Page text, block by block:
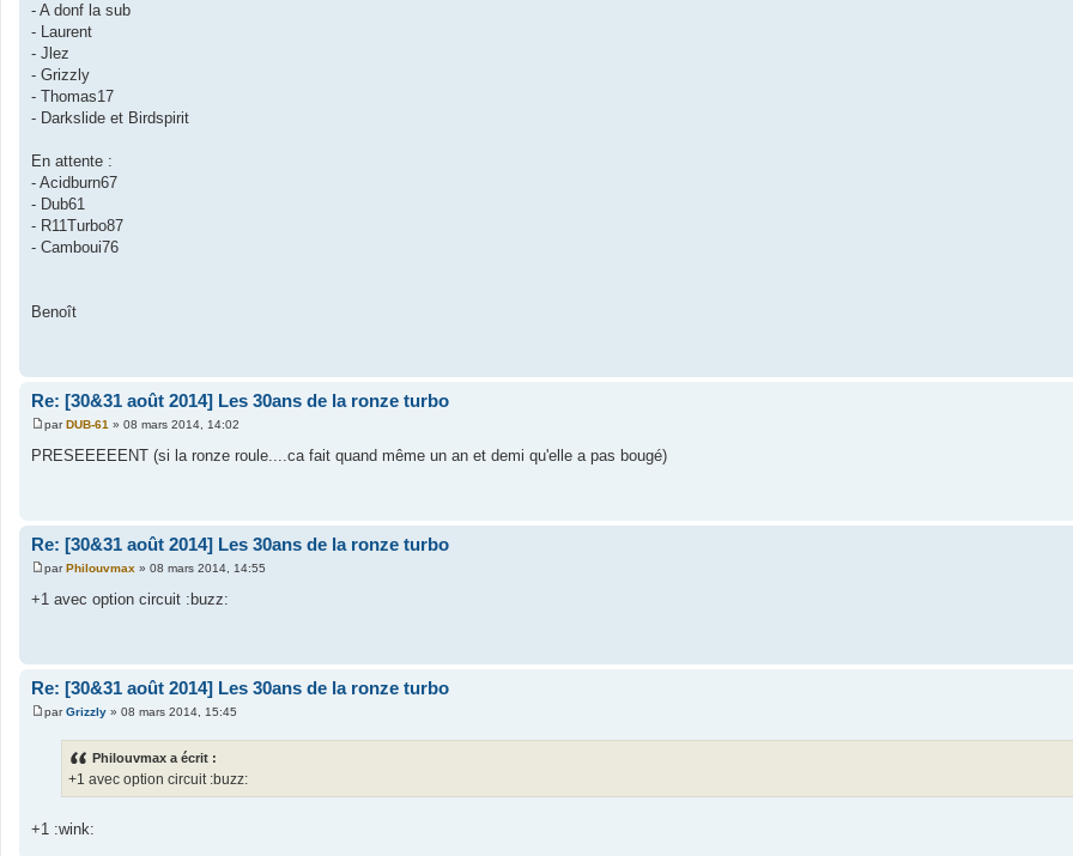
- A donf la sub
- Laurent
- Jlez
- Grizzly
- Thomas17
- Darkslide et Birdspirit
En attente :
- Acidburn67
- Dub61
- R11Turbo87
- Camboui76
Benoît
Re: [30&31 août 2014] Les 30ans de la ronze turbo
M
e
s
parDUB-61 » 08 mars 2014, 14:02
PRESEEEEENT (si la ronze roule....ca fait quand même un an et demi qu'elle a pas bougé)
Re: [30&31 août 2014] Les 30ans de la ronze turbo
M
e
s
e
parPhilouvmax » 08 mars 2014, 14:55
+1 avec option circuit :buzz:
Re: [30&31 août 2014] Les 30ans de la ronze turbo
M
parGrizzly » 08 mars 2014, 15:45
Philouvmax a écrit :
+1 avec option circuit :buzz:
+1 :wink: